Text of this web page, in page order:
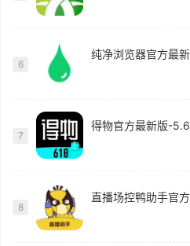
6
纯净浏览器官方最
7
得物官方最新版-
8
直播场控鸭助手官